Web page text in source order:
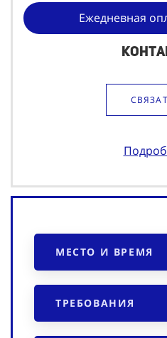
Ежедневная
МЕСТО И ВРЕМЯ
ТРЕБОВАНИЯ